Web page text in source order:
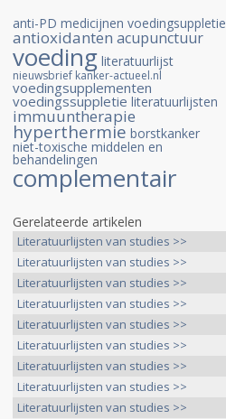
anti-PD medicijnen voedingsuppletie
antioxidanten acupunctuur
voeding literatuurlijst
nieuwsbrief kanker-actueel.nl
voedingsupplementen
voedingssuppletie literatuurlijsten
immuuntherapie
hyperthermie borstkanker
niet-toxische middelen en
behandelingen
complementair
Gerelateerde artikelen
Literatuurlijsten van studies >>
Literatuurlijsten van studies >>
Literatuurlijsten van studies >>
Literatuurlijsten van studies >>
Literatuurlijsten van studies >>
Literatuurlijsten van studies >>
Literatuurlijsten van studies >>
Literatuurlijsten van studies >>
Literatuurlijsten van studies >>